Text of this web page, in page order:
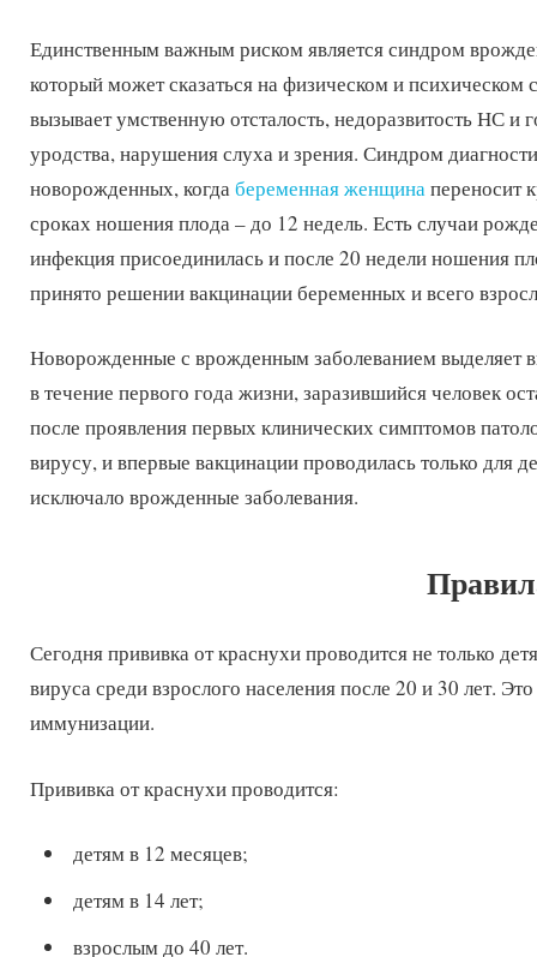
Единственным важным риском является синдром
который может сказаться на физическом и психическом
вызывает умственную отсталость, недоразвитость НС и
уродства, нарушения слуха и зрения. Синдром
новорожденных, когда беременная женщина переносит
сроках ношения плода – до 12 недель. Есть случаи
инфекция присоединилась и после 20 недели ношения
принято решении вакцинации беременных и всего
Новорожденные с врожденным заболеванием выделяет
в течение первого года жизни, заразившийся человек
после проявления первых клинических симптомов
вирусу, и впервые вакцинации проводилась только для
исключало врожденные заболевания.
Сегодня прививка от краснухи проводится не только
вируса среди взрослого населения после 20 и 30 лет.
иммунизации.
Прививка от краснухи проводится:
детям в 12 месяцев;
детям в 14 лет;
взрослым до 40 лет.